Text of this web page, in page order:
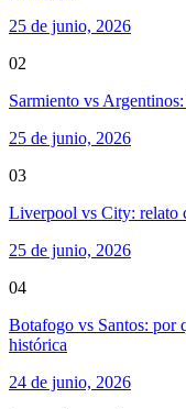
25 de junio, 2026
02
Sarmiento vs
25 de junio, 2026
03
Liverpool vs City: relato
25 de junio, 2026
04
Botafogo vs Santos: por
histórica
24 de junio, 2026